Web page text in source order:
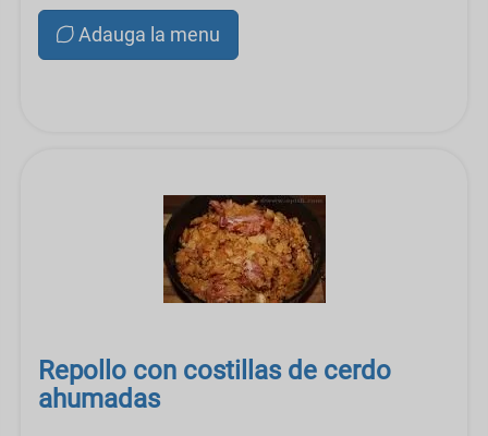
Adauga la menu
Repollo con costillas de cerdo
ahumadas